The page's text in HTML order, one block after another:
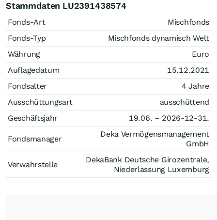
Stammdaten LU2391438574
Fonds-Art
Mischfonds
Fonds-Typ
Mischfonds dynamisch Welt
Währung
Euro
Auflagedatum
15.12.2021
Fondsalter
4 Jahre
Ausschüttungsart
ausschüttend
Geschäftsjahr
19.06. – 2026-12-31.
Fondsmanager
Deka Vermögensmanagement
GmbH
Verwahrstelle
DekaBank Deutsche Girozentrale,
Niederlassung Luxemburg